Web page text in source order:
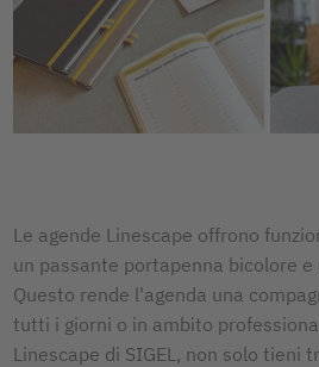
Le agende Linescape offrono
un passante portapenna bicolore
Questo rende l'agenda una
tutti i giorni o in ambito
Linescape di SIGEL, non solo tieni